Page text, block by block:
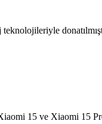
15 ve Xiaomi 15